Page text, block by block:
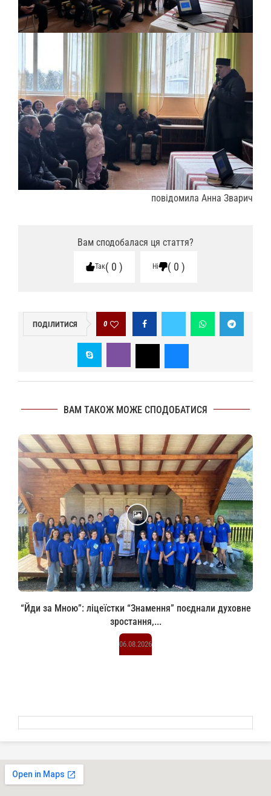
повідомила Анна Зварич
Вам сподобалася ця стаття?
Так 0 Ні 0
ПОДІЛИТИСЯ 0
ВАМ ТАКОЖ МОЖЕ СПОДОБАТИСЯ
“Йди за Мною”: ліцеїстки “Знамення” поєднали духовне
зростання,...
06.08.2026